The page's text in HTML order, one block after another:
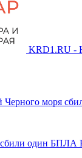
KRD1.RU -
Черного моря
сбили один